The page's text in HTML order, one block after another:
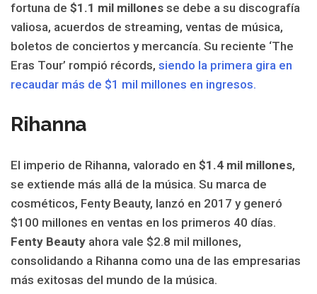
fortuna de $1.1 mil millones se debe a su discografía
valiosa, acuerdos de streaming, ventas de música,
boletos de conciertos y mercancía. Su reciente ‘The
Eras Tour’ rompió récords, siendo la primera gira en
recaudar más de $1 mil millones en ingresos.
Rihanna
El imperio de Rihanna, valorado en $1.4 mil millones,
se extiende más allá de la música. Su marca de
cosméticos, Fenty Beauty, lanzó en 2017 y generó
$100 millones en ventas en los primeros 40 días.
Fenty Beauty ahora vale $2.8 mil millones,
consolidando a Rihanna como una de las empresarias
más exitosas del mundo de la música.